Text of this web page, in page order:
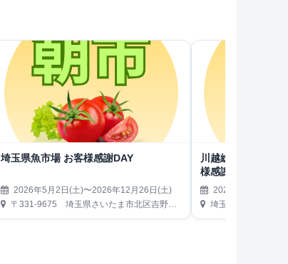
埼玉県魚市場 お客様感謝DAY
2026年5月2日(土)〜2026年12月26日(土)
〒331-9675 埼玉県さいたま市北区吉野町2丁目226番地1
川越総合卸売市場
様感謝市
2026年5月2日(土)
埼玉川越総合卸売市